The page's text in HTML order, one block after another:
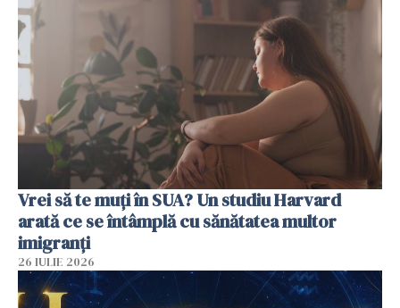
Vrei să te muți în SUA? Un studiu Harvard
arată ce se întâmplă cu sănătatea multor
imigranți
26 IULIE 2026